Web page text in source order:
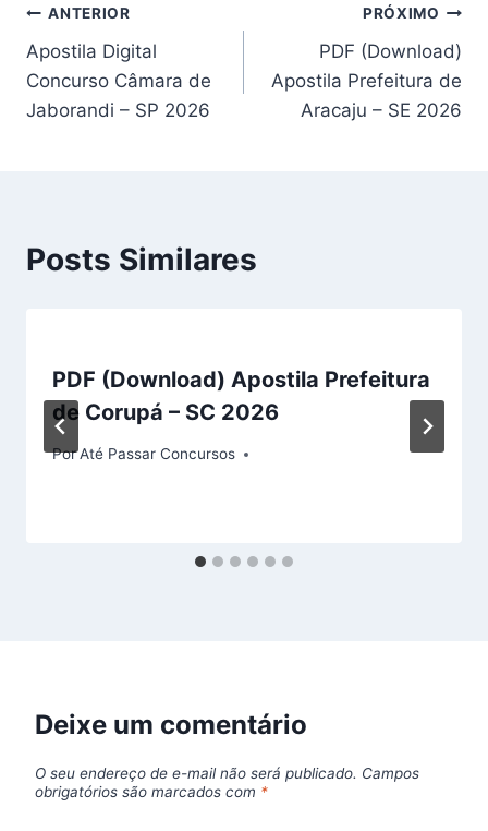
Navegação
de
Post
ANTERIOR
Apostila Digital
Concurso Câmara de
Jaborandi – SP 2026
PRÓXIMO
PDF (Download)
Apostila Prefeitura de
Aracaju – SE 2026
Posts Similares
PDF (Download) Apostila Prefeitura
de Corupá – SC 2026
PorAté Passar Concursos
Deixe um comentário
O seu endereço de e-mail não será publicado. Campos
obrigatórios são marcados com *